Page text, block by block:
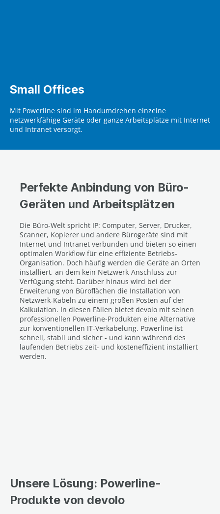
Small Offices
Mit Powerline sind im Handumdrehen einzelne
netzwerkfähige Geräte oder ganze Arbeitsplätze mit Internet
und Intranet versorgt.
Perfekte Anbindung von Büro-
Geräten und Arbeitsplätzen
Die Büro-Welt spricht IP: Computer, Server, Drucker,
Scanner, Kopierer und andere Bürogeräte sind mit
Internet und Intranet verbunden und bieten so einen
optimalen Workflow für eine effiziente Betriebs-
Organisation. Doch häufig werden die Geräte an Orten
installiert, an dem kein Netzwerk-Anschluss zur
Verfügung steht. Darüber hinaus wird bei der
Erweiterung von Büroflächen die Installation von
Netzwerk-Kabeln zu einem großen Posten auf der
Kalkulation. In diesen Fällen bietet devolo mit seinen
professionellen Powerline-Produkten eine Alternative
zur konventionellen IT-Verkabelung. Powerline ist
schnell, stabil und sicher - und kann während des
laufenden Betriebs zeit- und kosteneffizient installiert
werden.
Unsere Lösung: Powerline-
Produkte von devolo